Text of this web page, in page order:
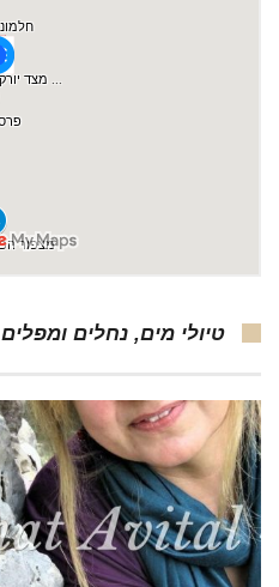
טיולי מים, נחלים ומפלים